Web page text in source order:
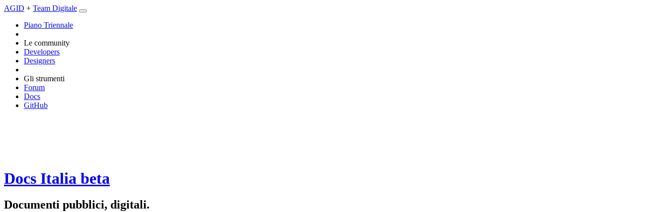
AGID + Team Digitale
Piano Triennale
Le community
Developers
Designers
Gli strumenti
Forum
Docs
GitHub
Docs Italia beta
Documenti pubblici, digitali.